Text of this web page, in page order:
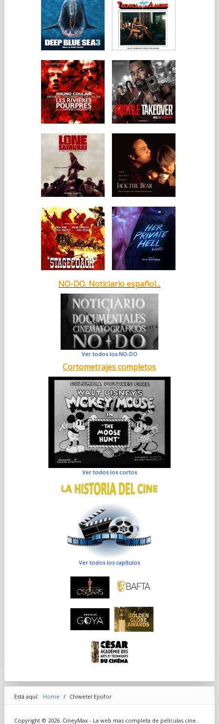
NO-DO. Noticiario español...
Ver todos los NO-DO
Cortometrajes completos
Ver todos los cortos
Ver todos los capítulos
Está aquí: Home / Chiwetel Ejiofor
Copyright © 2026. CineyMax - La web mas completa de películas cine.